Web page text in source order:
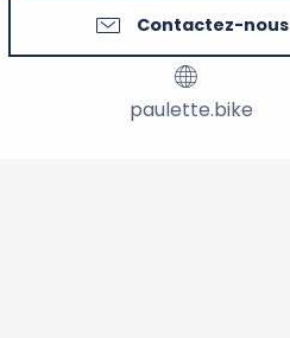
Contactez-nous
paulette.bike